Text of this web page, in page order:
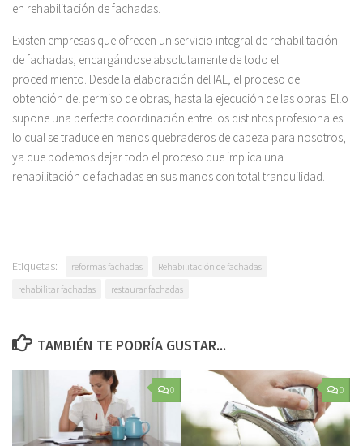
en rehabilitación de fachadas.
Existen empresas que ofrecen un servicio integral de rehabilitación
de fachadas, encargándose absolutamente de todo el
procedimiento. Desde la elaboración del IAE, el proceso de
obtención del permiso de obras, hasta la ejecución de las obras. Ello
supone una perfecta coordinación entre los distintos profesionales
lo cual se traduce en menos quebraderos de cabeza para nosotros,
ya que podemos dejar todo el proceso que implica una
rehabilitación de fachadas en sus manos con total tranquilidad.
Etiquetas: reformas fachadas
Rehabilitación de fachadas
rehabilitar fachadas
restaurar fachadas
TAMBIÉN TE PODRÍA GUSTAR...
0 0